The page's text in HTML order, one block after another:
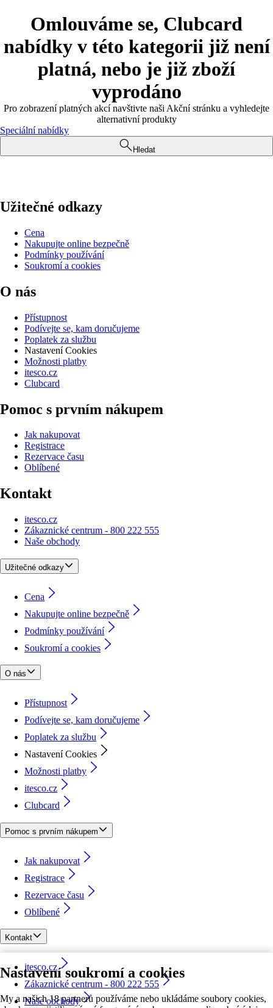
Nastavení soukromí a cookies
My a našich 18 partnerů používáme nebo ukládáme soubory cookies,
Omlouváme se, Clubcard
nabídky v této kategorii již není
platná, nebo je již zboží
vyprodáno
Pro zobrazení platných akcí navštivte naši Akční stránku a vyhledejte
alternativní produkty
Speciální nabídky
Hledat
Užitečné odkazy
Cena
Nakupujte online bezpečně
Podmínky používání
Soukromí a cookies
O nás
Přístupnost
Podívejte se, kam doručujeme
Poplatek za službu
Nastavení Cookies
Možnosti platby
itesco.cz
Clubcard
Pomoc s prvním nákupem
Jak nakupovat
Registrace
Rezervace času
Oblíbené
Kontakt
itesco.cz
Zákaznické centrum - 800 222 555
Naše obchody
Užitečné odkazy
Cena
Nakupujte online bezpečně
Podmínky používání
Soukromí a cookies
O nás
Přístupnost
Podívejte se, kam doručujeme
Poplatek za službu
Nastavení Cookies
Možnosti platby
itesco.cz
Clubcard
Pomoc s prvním nákupem
Jak nakupovat
Registrace
Rezervace času
Oblíbené
Kontakt
itesco.cz
Zákaznické centrum - 800 222 555
Naše obchody